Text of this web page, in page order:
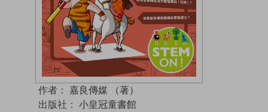
作者： 嘉良傳媒 （著）
出版社： 小皇冠童書館